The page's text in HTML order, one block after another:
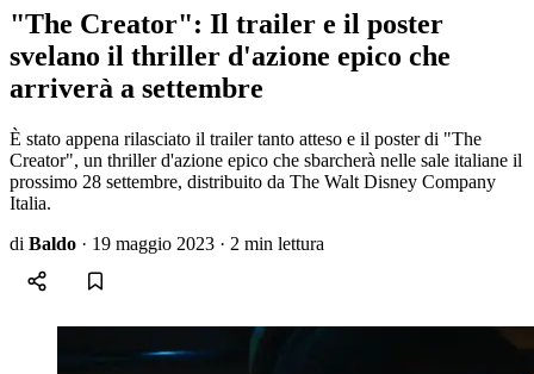
"The Creator": Il trailer e il poster
svelano il thriller d'azione epico che
arriverà a settembre
È stato appena rilasciato il trailer tanto atteso e il poster di "The
Creator", un thriller d'azione epico che sbarcherà nelle sale italiane il
prossimo 28 settembre, distribuito da The Walt Disney Company
Italia.
di Baldo · 19 maggio 2023 · 2 min lettura